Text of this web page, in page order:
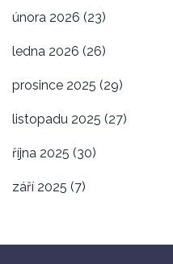
února 2026 (23)
ledna 2026 (26)
prosince 2025 (29)
listopadu 2025 (27)
října 2025 (30)
září 2025 (7)